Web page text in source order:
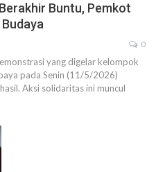
Buntu, Pemkot
0
yang digelar kelompok
pada Senin (11/5/2026)
Aksi solidaritas ini muncul